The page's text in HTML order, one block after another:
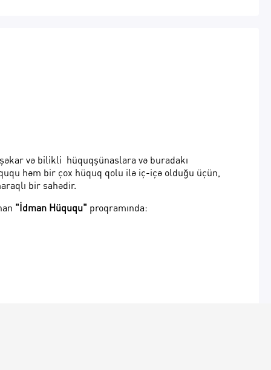
və bilikli hüquqşünaslara və buradakı
həm bir çox hüquq qolu ilə iç-içə olduğu üçün,
bir sahədir.
"İdman Hüququ" proqramında: